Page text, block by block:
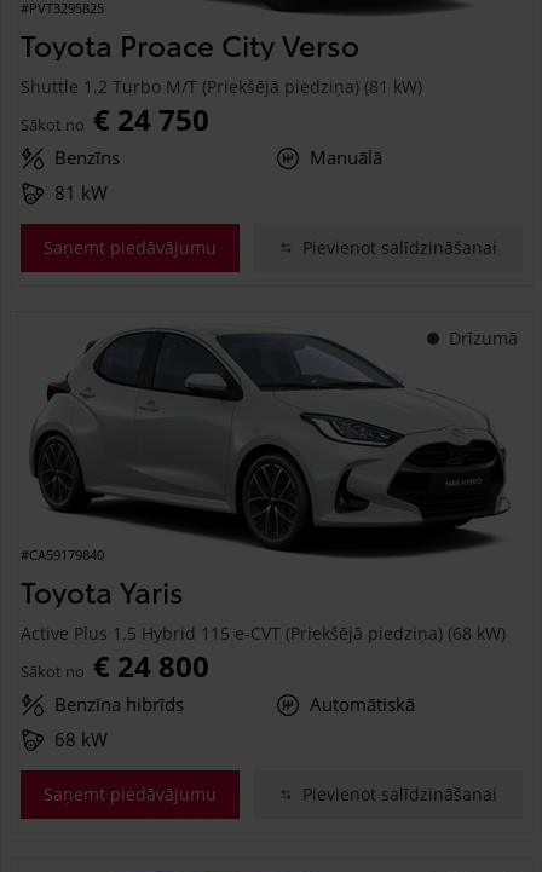
#PVT3295825
Toyota Proace City Verso
Shuttle 1.2 Turbo M/T (Priekšējā piedziņa) (81 kW)
Sākot no € 24 750
Benzīns
Manuālā
81 kW
Saņemt piedāvājumu Pievienot salīdzināšanai
Drīzumā
#CA59179840
Toyota Yaris
Active Plus 1.5 Hybrid 115 e-CVT (Priekšējā piedziņa) (68 kW)
Sākot no € 24 800
Benzīna hibrīds
Automātiskā
68 kW
Saņemt piedāvājumu Pievienot salīdzināšanai